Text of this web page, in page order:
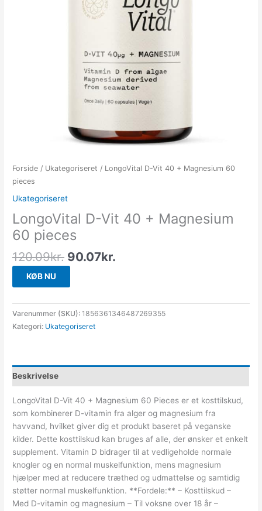
Forside / Ukategoriseret / LongoVital D-Vit 40 + Magnesium 60
pieces
Ukategoriseret
LongoVital D-Vit 40 + Magnesium
60 pieces
120.09kr. 90.07kr.
KØB NU
Varenummer (SKU): 1856361346487269355
Kategori: Ukategoriseret
Beskrivelse
LongoVital D-Vit 40 + Magnesium 60 Pieces er et kosttilskud,
som kombinerer D-vitamin fra alger og magnesium fra
havvand, hvilket giver dig et produkt baseret på veganske
kilder. Dette kosttilskud kan bruges af alle, der ønsker et enkelt
supplement. Vitamin D bidrager til at vedligeholde normale
knogler og en normal muskelfunktion, mens magnesium
hjælper med at reducere træthed og udmattelse og samtidig
støtter normal muskelfunktion. **Fordele:** – Kosttilskud –
Med D-vitamin og magnesium – Til voksne over 18 år –